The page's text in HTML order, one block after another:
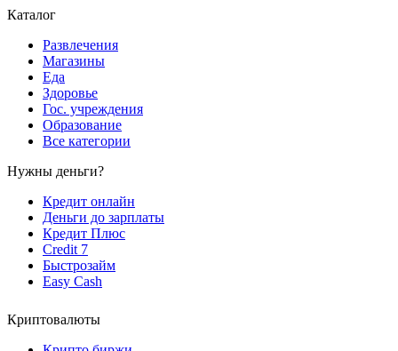
Каталог
Развлечения
Магазины
Еда
Здоровье
Гос. учреждения
Образование
Все категории
Нужны деньги?
Кредит онлайн
Деньги до зарплаты
Кредит Плюс
Credit 7
Быстрозайм
Easy Cash
Криптовалюты